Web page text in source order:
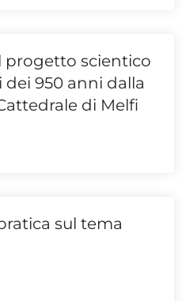
progetto scientico
dei 950 anni dalla
di Melfi
sul tema